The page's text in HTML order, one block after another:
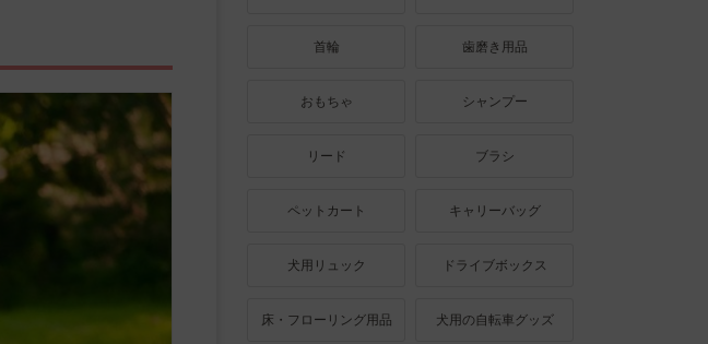
首輪 歯磨き用品
おもちゃ シャンプー
リード ブラシ
ペットカート キャリーバッグ
犬用リュック ドライブボックス
床・フローリング用品 犬用の自転車グッズ